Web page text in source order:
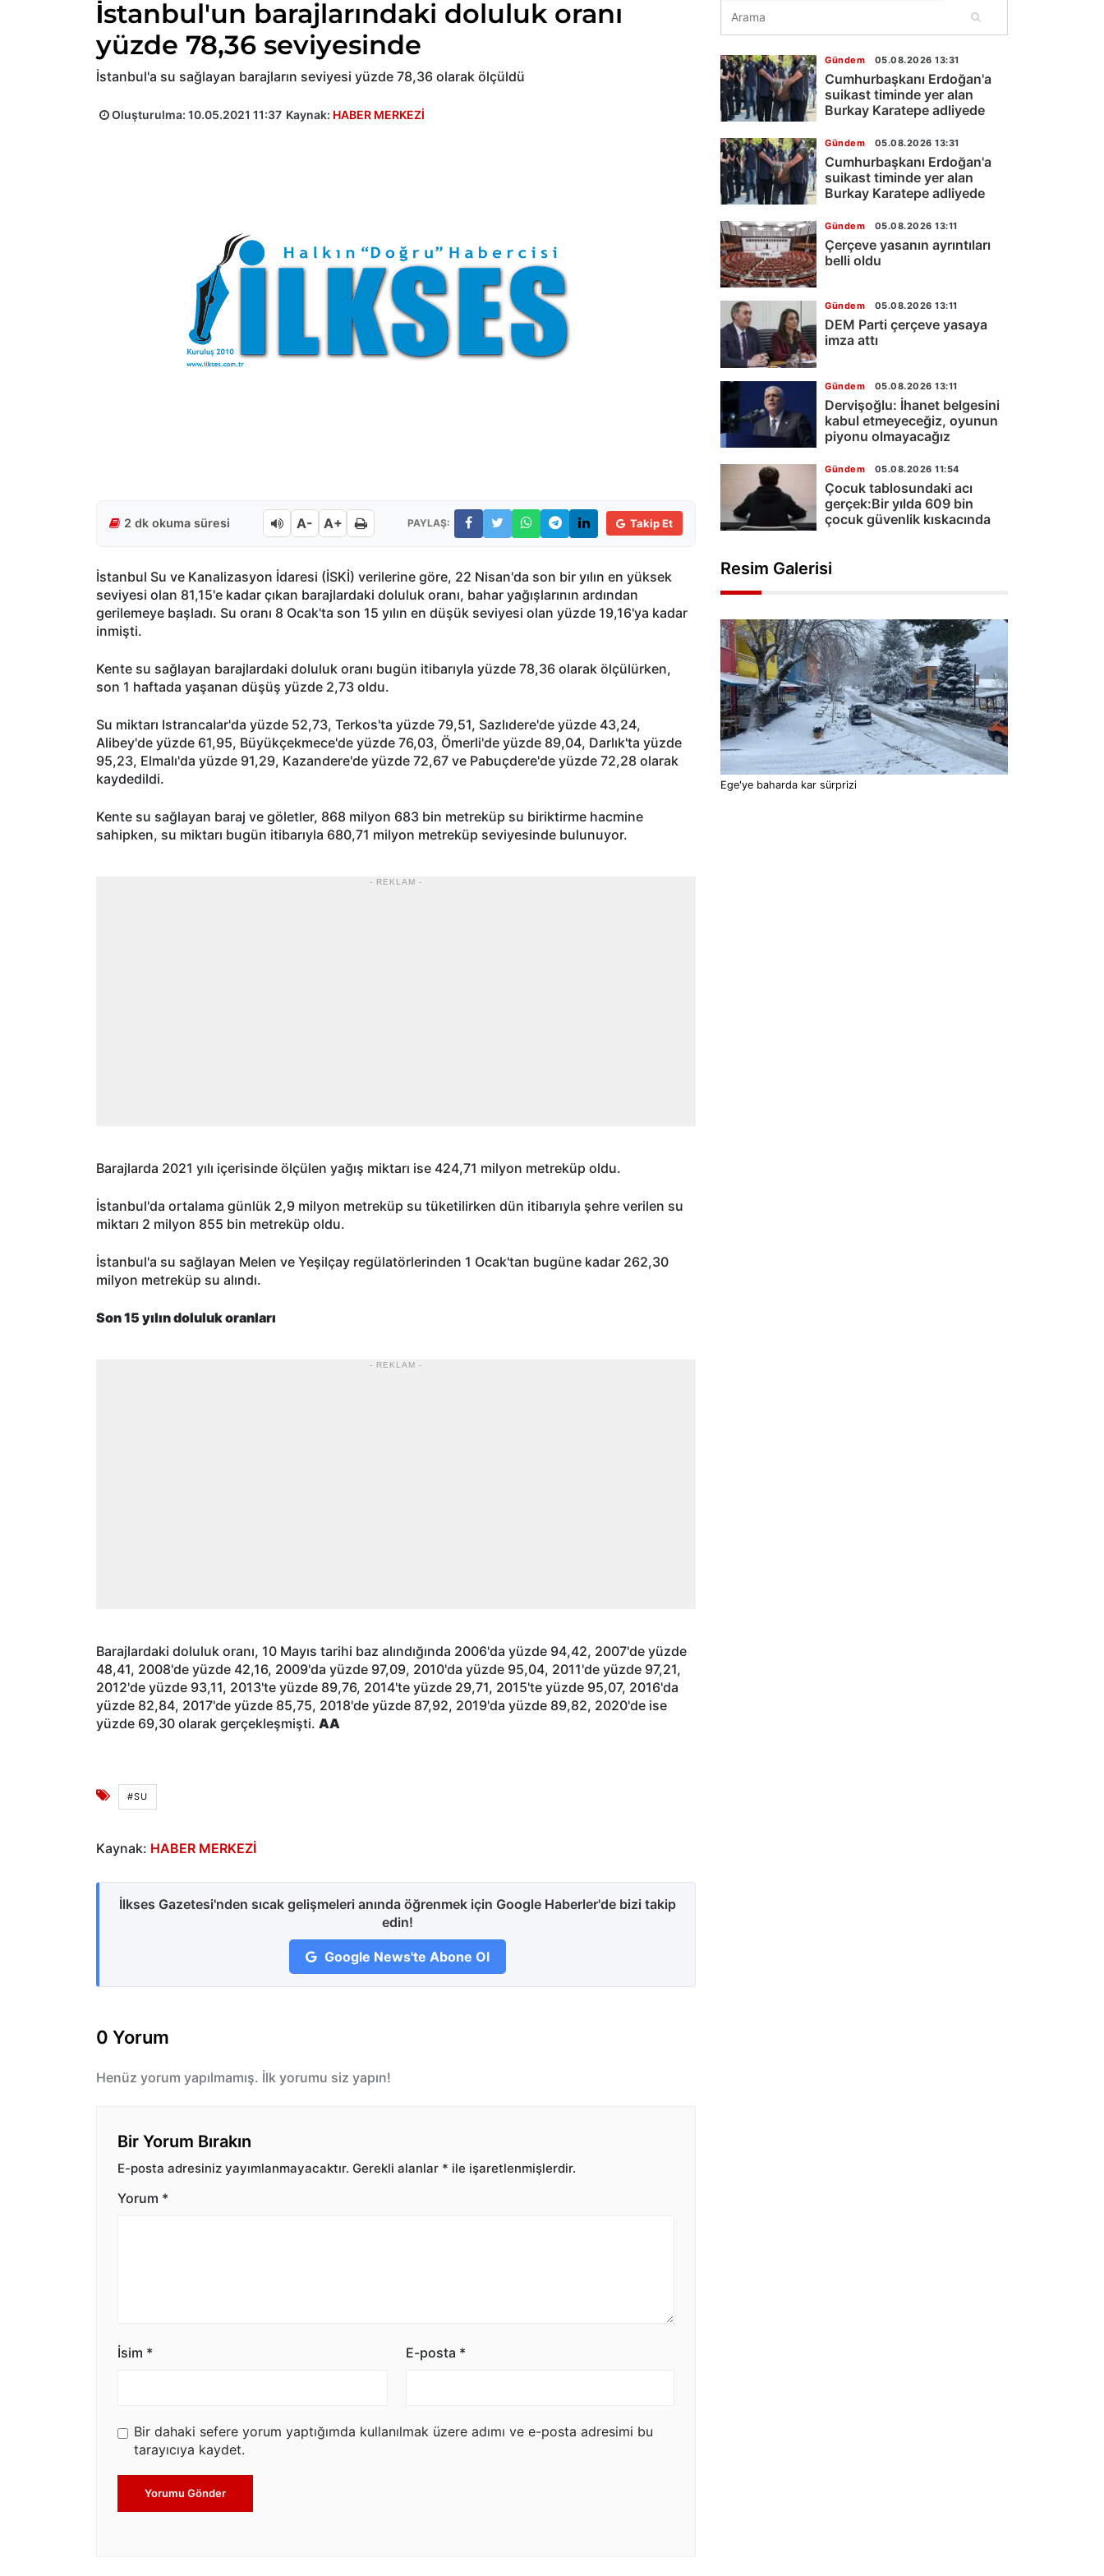
İstanbul'un barajlarındaki doluluk oranı
yüzde 78,36 seviyesinde
İstanbul'a su sağlayan barajların seviyesi yüzde 78,36 olarak ölçüldü
Oluşturulma: 10.05.2021 11:37 Kaynak: HABER MERKEZİ
2 dk okuma süresi A- A+ PAYLAŞ: Takip Et
İstanbul Su ve Kanalizasyon İdaresi (İSKİ) verilerine göre, 22 Nisan'da son bir yılın en yüksek
seviyesi olan 81,15'e kadar çıkan barajlardaki doluluk oranı, bahar yağışlarının ardından
gerilemeye başladı. Su oranı 8 Ocak'ta son 15 yılın en düşük seviyesi olan yüzde 19,16'ya kadar
inmişti.
Kente su sağlayan barajlardaki doluluk oranı bugün itibarıyla yüzde 78,36 olarak ölçülürken,
son 1 haftada yaşanan düşüş yüzde 2,73 oldu.
Su miktarı Istrancalar'da yüzde 52,73, Terkos'ta yüzde 79,51, Sazlıdere'de yüzde 43,24,
Alibey'de yüzde 61,95, Büyükçekmece'de yüzde 76,03, Ömerli'de yüzde 89,04, Darlık'ta yüzde
95,23, Elmalı'da yüzde 91,29, Kazandere'de yüzde 72,67 ve Pabuçdere'de yüzde 72,28 olarak
kaydedildi.
Kente su sağlayan baraj ve göletler, 868 milyon 683 bin metreküp su biriktirme hacmine
sahipken, su miktarı bugün itibarıyla 680,71 milyon metreküp seviyesinde bulunuyor.
- REKLAM -
Barajlarda 2021 yılı içerisinde ölçülen yağış miktarı ise 424,71 milyon metreküp oldu.
İstanbul'da ortalama günlük 2,9 milyon metreküp su tüketilirken dün itibarıyla şehre verilen su
miktarı 2 milyon 855 bin metreküp oldu.
İstanbul'a su sağlayan Melen ve Yeşilçay regülatörlerinden 1 Ocak'tan bugüne kadar 262,30
milyon metreküp su alındı.
Son 15 yılın doluluk oranları
- REKLAM -
Barajlardaki doluluk oranı, 10 Mayıs tarihi baz alındığında 2006'da yüzde 94,42, 2007'de yüzde
48,41, 2008'de yüzde 42,16, 2009'da yüzde 97,09, 2010'da yüzde 95,04, 2011'de yüzde 97,21,
2012'de yüzde 93,11, 2013'te yüzde 89,76, 2014'te yüzde 29,71, 2015'te yüzde 95,07, 2016'da
yüzde 82,84, 2017'de yüzde 85,75, 2018'de yüzde 87,92, 2019'da yüzde 89,82, 2020'de ise
yüzde 69,30 olarak gerçekleşmişti. AA
#SU
Kaynak: HABER MERKEZİ
İlkses Gazetesi'nden sıcak gelişmeleri anında öğrenmek için Google Haberler'de bizi takip
edin!
Google News'te Abone Ol
0 Yorum
Henüz yorum yapılmamış. İlk yorumu siz yapın!
Bir Yorum Bırakın
E-posta adresiniz yayımlanmayacaktır. Gerekli alanlar * ile işaretlenmişlerdir.
Yorum *
İsim * E-posta *
Bir dahaki sefere yorum yaptığımda kullanılmak üzere adımı ve e-posta adresimi bu
tarayıcıya kaydet.
Yorumu Gönder
Gündem 05.08.2026 13:31
Cumhurbaşkanı Erdoğan'a
suikast timinde yer alan
Burkay Karatepe adliyede
Gündem 05.08.2026 13:31
Cumhurbaşkanı Erdoğan'a
suikast timinde yer alan
Burkay Karatepe adliyede
Gündem 05.08.2026 13:11
Çerçeve yasanın ayrıntıları
belli oldu
Gündem 05.08.2026 13:11
DEM Parti çerçeve yasaya
imza attı
Gündem 05.08.2026 13:11
Dervişoğlu: İhanet belgesini
kabul etmeyeceğiz, oyunun
piyonu olmayacağız
Gündem 05.08.2026 11:54
Çocuk tablosundaki acı
gerçek:Bir yılda 609 bin
çocuk güvenlik kıskacında
Resim Galerisi
Ege'ye baharda kar sürprizi